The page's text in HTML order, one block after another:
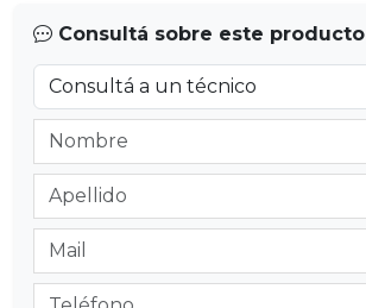
Consultá sobre este producto